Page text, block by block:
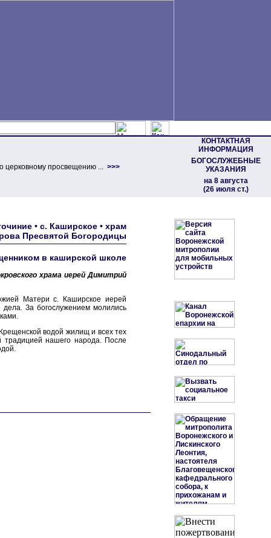
КОНТАКТНАЯ
ИНФОРМАЦИЯ
БОГОСЛУЖЕБНЫЕ
УКАЗАНИЯ
на 8 августа
(26 июля ст.)
церковному просвещению ... >>>
• с. Каширское • храм
Пресвятой Богородицы
в каширской школе
храма иерей Димитрий
Матери с. Каширское иерей
За богослужением молились
водой жилищ и всех тех
традицией нашего народа. После